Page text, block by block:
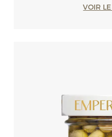
VOIR